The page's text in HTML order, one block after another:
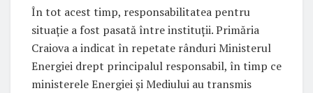
În tot acest timp, responsabilitatea pentru
situație a fost pasată între instituții. Primăria
Craiova a indicat în repetate rânduri Ministerul
Energiei drept principalul responsabil, în timp ce
ministerele Energiei și Mediului au transmis